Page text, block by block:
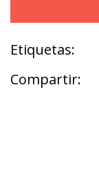
Etiquetas:
Compartir: